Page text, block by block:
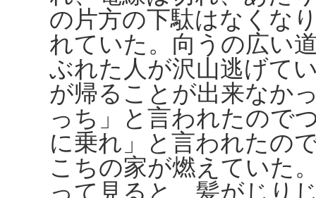
の片方の下駄はなくな
れていた。向うの広い
ぶれた人が沢山逃げて
が帰ることが出来なか
っち」と言われたので
に乗れ」と言われたの
こちの家が燃えていた
って見ると、髪がじり